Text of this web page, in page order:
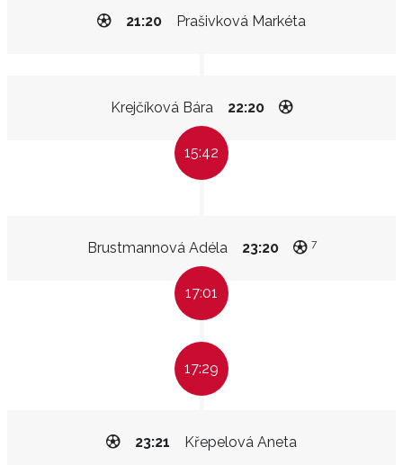
Prašivková Markéta
21:20
Krejčíková Bára 22:20
15:42
Brustmannová Adéla 23:20 7
17:01
17:29
Křepelová Aneta
23:21